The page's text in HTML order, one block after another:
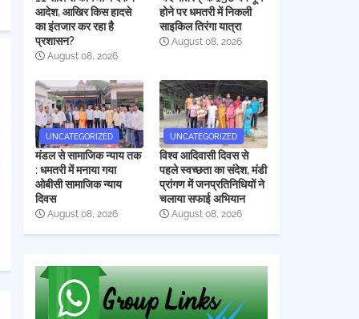
आदेश, आखिर किस हादसे
का इंतजार कर रहा है
प्रशासन?
August 08, 2026
होने पर धमतरी में निकली
साइकिल तिरंगा यात्रा
August 08, 2026
UNCATEGORIZED
मंडल से सामाजिक न्याय तक
: धमतरी में मनाया गया
ओबीसी सामाजिक न्याय
दिवस
August 08, 2026
UNCATEGORIZED
विश्व आदिवासी दिवस से
पहले स्वच्छता का संदेश, मंडी
प्रांगण में जनप्रतिनिधियों ने
चलाया सफाई अभियान
August 08, 2026